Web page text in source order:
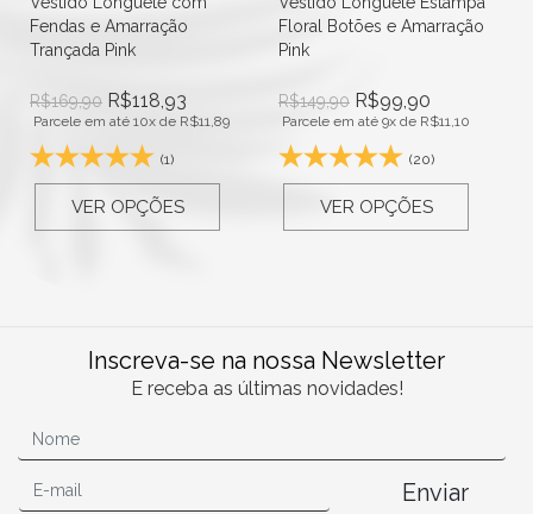
Fendas e Amarração
Trançada Pink
R$169,90 R$118,93
Parcele em até 10x de R$11,89
(1)
VER OPÇÕES
Floral Botões e Amarração
Pink
R$149,90 R$99,90
Parcele em até 9x de R$11,10
(20)
VER OPÇÕES
Inscreva-se na nossa Newsletter
E receba as últimas novidades!
Enviar